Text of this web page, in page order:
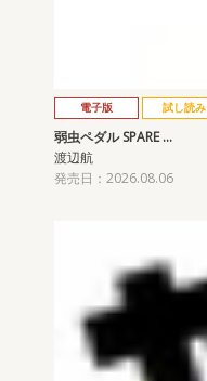
電子版 試し読み
弱虫ペダル SPARE …
渡辺航
発売日：2026.08.06